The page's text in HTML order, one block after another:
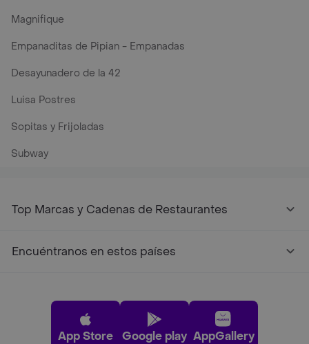
Magnifique
Empanaditas de Pipian - Empanadas
Desayunadero de la 42
Luisa Postres
Sopitas y Frijoladas
Subway
Top Marcas y Cadenas de Restaurantes
Encuéntranos en estos países
App Store Google play AppGallery